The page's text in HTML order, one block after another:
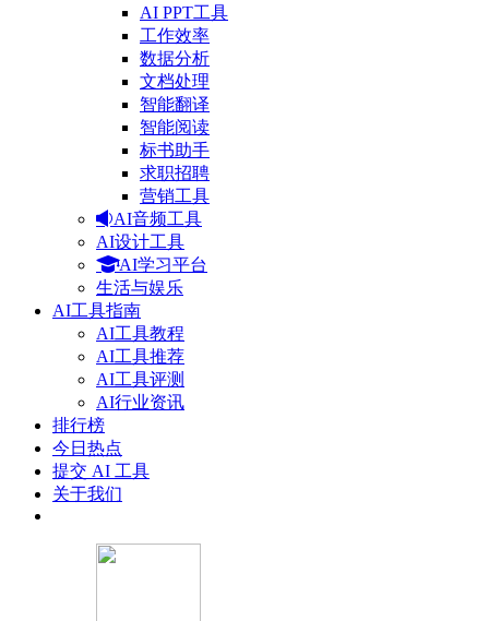
AI PPT工具
工作效率
数据分析
文档处理
智能翻译
智能阅读
标书助手
求职招聘
营销工具
AI音频工具
AI设计工具
AI学习平台
生活与娱乐
AI工具指南
AI工具教程
AI工具推荐
AI工具评测
AI行业资讯
排行榜
今日热点
提交 AI 工具
关于我们